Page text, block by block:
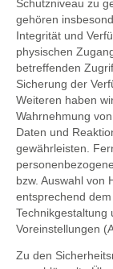
Schutzniveau zu
gehören
Integrität und
physischen
betreffenden
Sicherung der
Weiteren haben
Wahrnehmung
Daten und
gewährleisten.
bzw. Auswahl von
entsprechend
Technikgestaltung
Voreinstellungen
Zu den